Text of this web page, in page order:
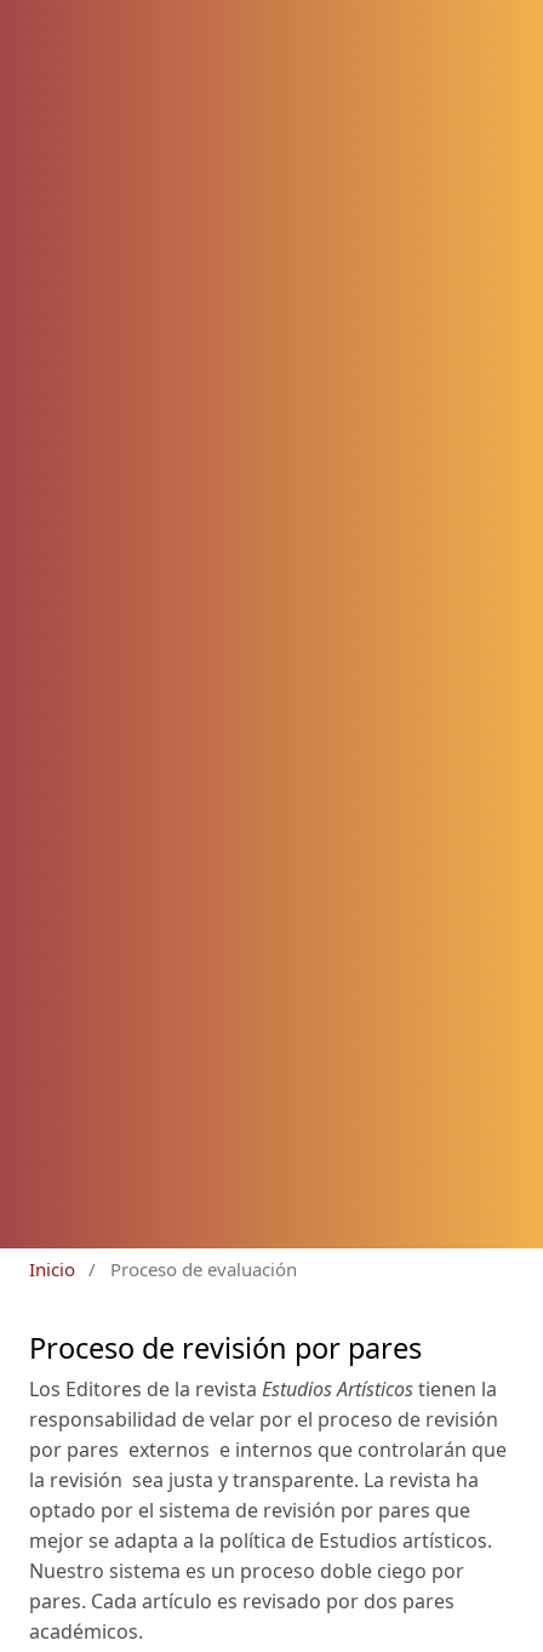
Inicio / Proceso de evaluación
Proceso de revisión por pares
Los Editores de la revista Estudios Artísticostienen la
responsabilidad de velar por el proceso de revisión
por pares externos e internos que controlarán que
la revisión sea justa y transparente. La revista ha
optado por el sistema de revisión por pares que
mejor se adapta a la política de Estudios artísticos.
Nuestro sistema es un proceso doble ciego por
pares. Cada artículo es revisado por dos pares
académicos.